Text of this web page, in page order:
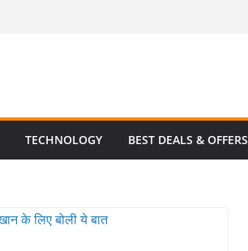
TECHNOLOGY BEST DEALS & OFFERS